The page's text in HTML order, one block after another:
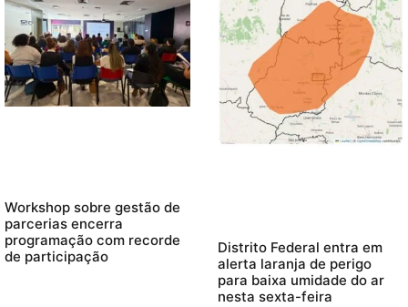
Workshop sobre gestão de
parcerias encerra
programação com recorde
de participação
Distrito Federal entra em
alerta laranja de perigo
para baixa umidade do ar
nesta sexta-feira